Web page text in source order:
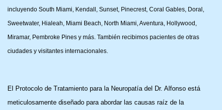
incluyendo South Miami, Kendall, Sunset, Pinecrest, Coral Gables, Doral,
Sweetwater, Hialeah, Miami Beach, North Miami, Aventura, Hollywood,
Miramar, Pembroke Pines y más. También recibimos pacientes de otras
ciudades y visitantes internacionales.
El Protocolo de Tratamiento para la Neuropatía del Dr. Alfonso está
meticulosamente diseñado para abordar las causas raíz de la